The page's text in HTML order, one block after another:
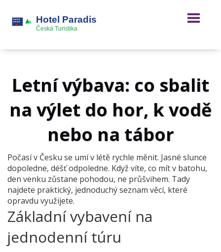
Letní výbava: co sbalit
na výlet do hor, k vodě
nebo na tábor
Počasí v Česku se umí v létě rychle měnit. Jasné slunce
dopoledne, déšť odpoledne. Když víte, co mít v batohu,
den venku zůstane pohodou, ne průšvihem. Tady
najdete praktický, jednoduchý seznam věcí, které
opravdu využijete.
Základní vybavení na
jednodenní túru